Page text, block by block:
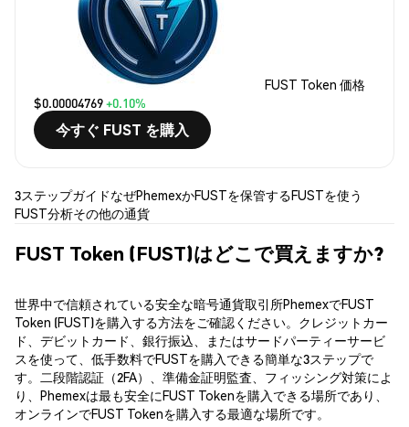
FUST Token 価格
$0.00004769+0.10%
今すぐ FUST を購入
3ステップガイドなぜPhemexかFUSTを保管するFUSTを使う
FUST分析その他の通貨
FUST Token (FUST)はどこで買えますか?
世界中で信頼されている安全な暗号通貨取引所PhemexでFUST
Token (FUST)を購入する方法をご確認ください。クレジットカー
ド、デビットカード、銀行振込、またはサードパーティーサービ
スを使って、低手数料でFUSTを購入できる簡単な3ステップで
す。二段階認証（2FA）、準備金証明監査、フィッシング対策によ
り、Phemexは最も安全にFUST Tokenを購入できる場所であり、
オンラインでFUST Tokenを購入する最適な場所です。